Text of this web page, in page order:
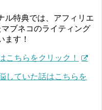
ル特典では、アフィリエ
ブネコのライティング
ます！
こちらをクリック！
していた話はこちらを